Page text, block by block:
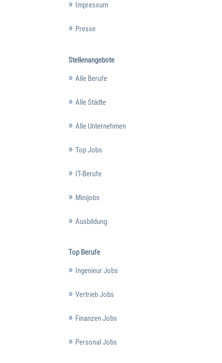
Impressum
Presse
Stellenangebote
Alle Berufe
Alle Städte
Alle Unternehmen
Top Jobs
IT-Berufe
Minijobs
Ausbildung
Top Berufe
Ingenieur Jobs
Vertrieb Jobs
Finanzen Jobs
Personal Jobs